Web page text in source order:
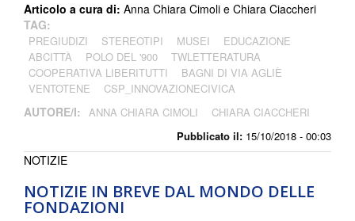
Pubblicato il: 15/10/2018 - 00:03
Articolo a cura di: Anna Chiara Cimoli e Chiara Ciaccheri
TAG:
PREGIUDIZI STEREOTIPI MUSEI
EDUCAZIONE
ABCITTÀ
POLO DEL '900
TWLETTERATURA
COOPERATIVA LIBERITUTTI
BAGNI DI VIA AGLIÈ
VENTOTENE
CSP_INNOVAZIONECIVICA
AUTORE/I: ANNA CHIARA CIMOLI CHIARA CIACCHERI
NOTIZIE IN BREVE DAL MONDO DELLE
FONDAZIONI
NOTIZIE